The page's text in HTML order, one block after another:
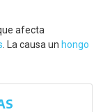
afecta
. La causa un hongo